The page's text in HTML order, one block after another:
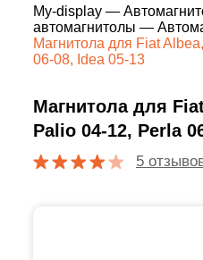
My-display —
автомагнитолы —
Магнитола для Fiat
06-08, Idea 05-13
Магнитола для
Palio 04-12, Perla
5